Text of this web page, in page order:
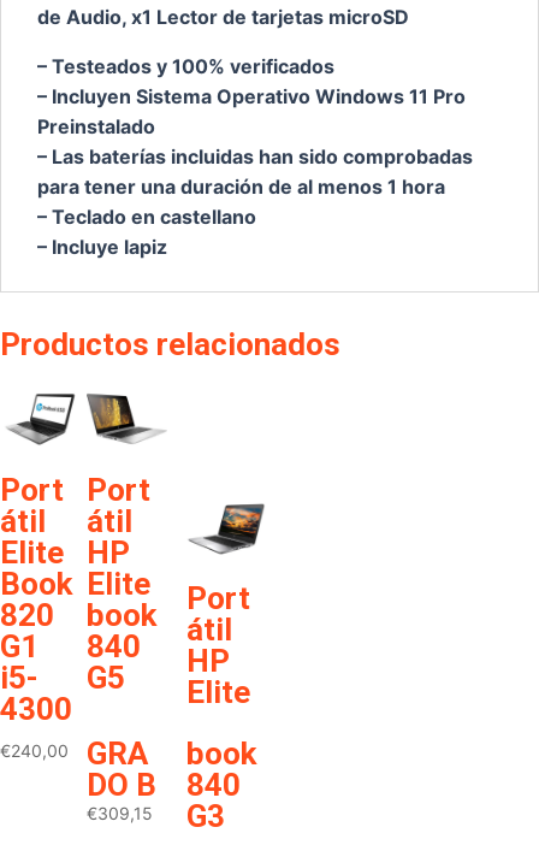
de Audio, x1 Lector de tarjetas microSD
– Testeados y 100% verificados
– Incluyen Sistema Operativo Windows 11 Pro
Preinstalado
– Las baterías incluidas han sido comprobadas
para tener una duración de al menos 1 hora
– Teclado en castellano
– Incluye lapiz
Productos relacionados
Port
átil
Elite
Book
820
G1
i5-
4300
Port
átil
HP
Elite
book
840
G5
Port
átil
HP
Elite